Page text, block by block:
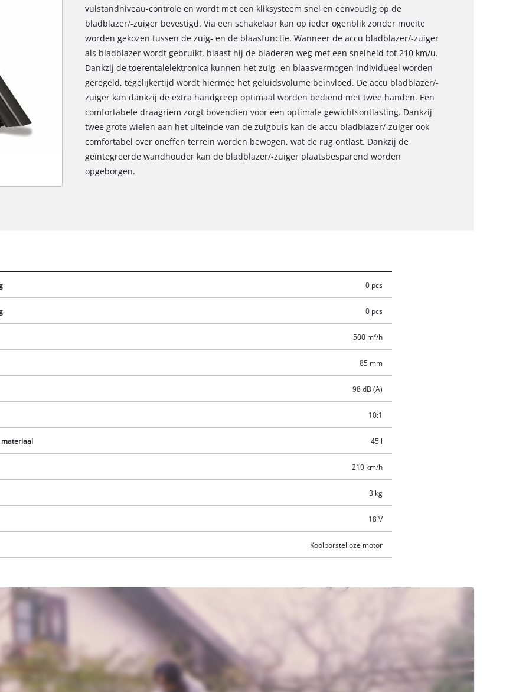
de Google Maps dienst te laden!
Management Platform
vulstandniveau-controle en wordt met een kliksysteem snel en eenvoudig op de
bladblazer/-zuiger bevestigd. Via een schakelaar kan op ieder ogenblik zonder moeite
worden gekozen tussen de zuig- en de blaasfunctie. Wanneer de accu bladblazer/-zuiger
als bladblazer wordt gebruikt, blaast hij de bladeren weg met een snelheid tot 210 km/u.
Dankzij de toerentalelektronica kunnen het zuig- en blaasvermogen individueel worden
geregeld, tegelijkertijd wordt hiermee het geluidsvolume beïnvloed. De accu bladblazer/-
zuiger kan dankzij de extra handgreep optimaal worden bediend met twee handen. Een
comfortabele draagriem zorgt bovendien voor een optimale gewichtsontlasting. Dankzij
twee grote wielen aan het uiteinde van de zuigbuis kan de accu bladblazer/-zuiger ook
comfortabel over oneffen terrein worden bewogen, wat de rug ontlast. Dankzij de
geïntegreerde wandhouder kan de bladblazer/-zuiger plaatsbesparend worden
opgeborgen.
0 pcs
0 pcs
500 m³/h
85 mm
98 dB (A)
10:1
materiaal 45 l
210 km/h
3 kg
18 V
Koolborstelloze motor